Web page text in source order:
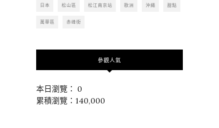
日本 松山區 松江南京站 歐洲 沖繩 甜點
萬華區 赤峰街
參觀人氣
本日瀏覽： 0
累積瀏覽：140,000